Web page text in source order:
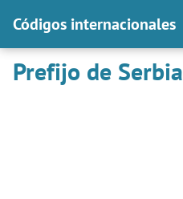
Códigos internacionales
Prefijo de Serbia